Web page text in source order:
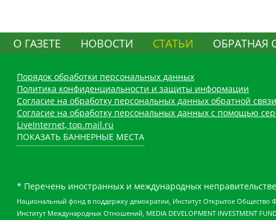
О ГАЗЕТЕ НОВОСТИ СТАТЬИ ОБРАТНАЯ
Порядок обработки персональных данных
Политика конфиденциальности и защиты информации
Согласие на обработку персональных данных обратной связи
Согласие на обработку персональных данных с помощью
LiveInternet, top.mail.ru
ПОКАЗАТЬ БАННЕРНЫЕ МЕСТА
* Перечень иностранных и международных
Национальный фонд в поддержку демократии, Институт Открытое
Институт Международных Отношений, MEDIA DEVELOPMENT INVESTMENT